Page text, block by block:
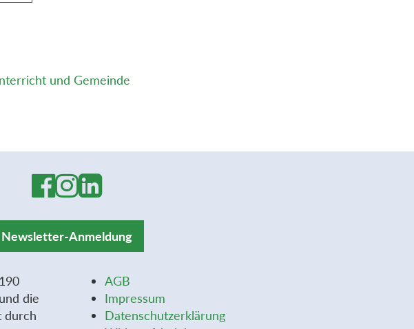
und Gemeinde
Newsletter-Anmeldung
die
durch
AGB
Impressum
Datenschutzerklärung